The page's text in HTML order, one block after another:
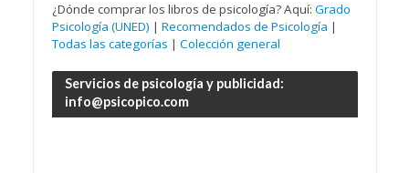
¿Dónde comprar los libros de psicología? Aquí: Grado
Psicología (UNED) | Recomendados de Psicología |
Todas las categorías | Colección general
Servicios de psicología y publicidad:
info@psicopico.com